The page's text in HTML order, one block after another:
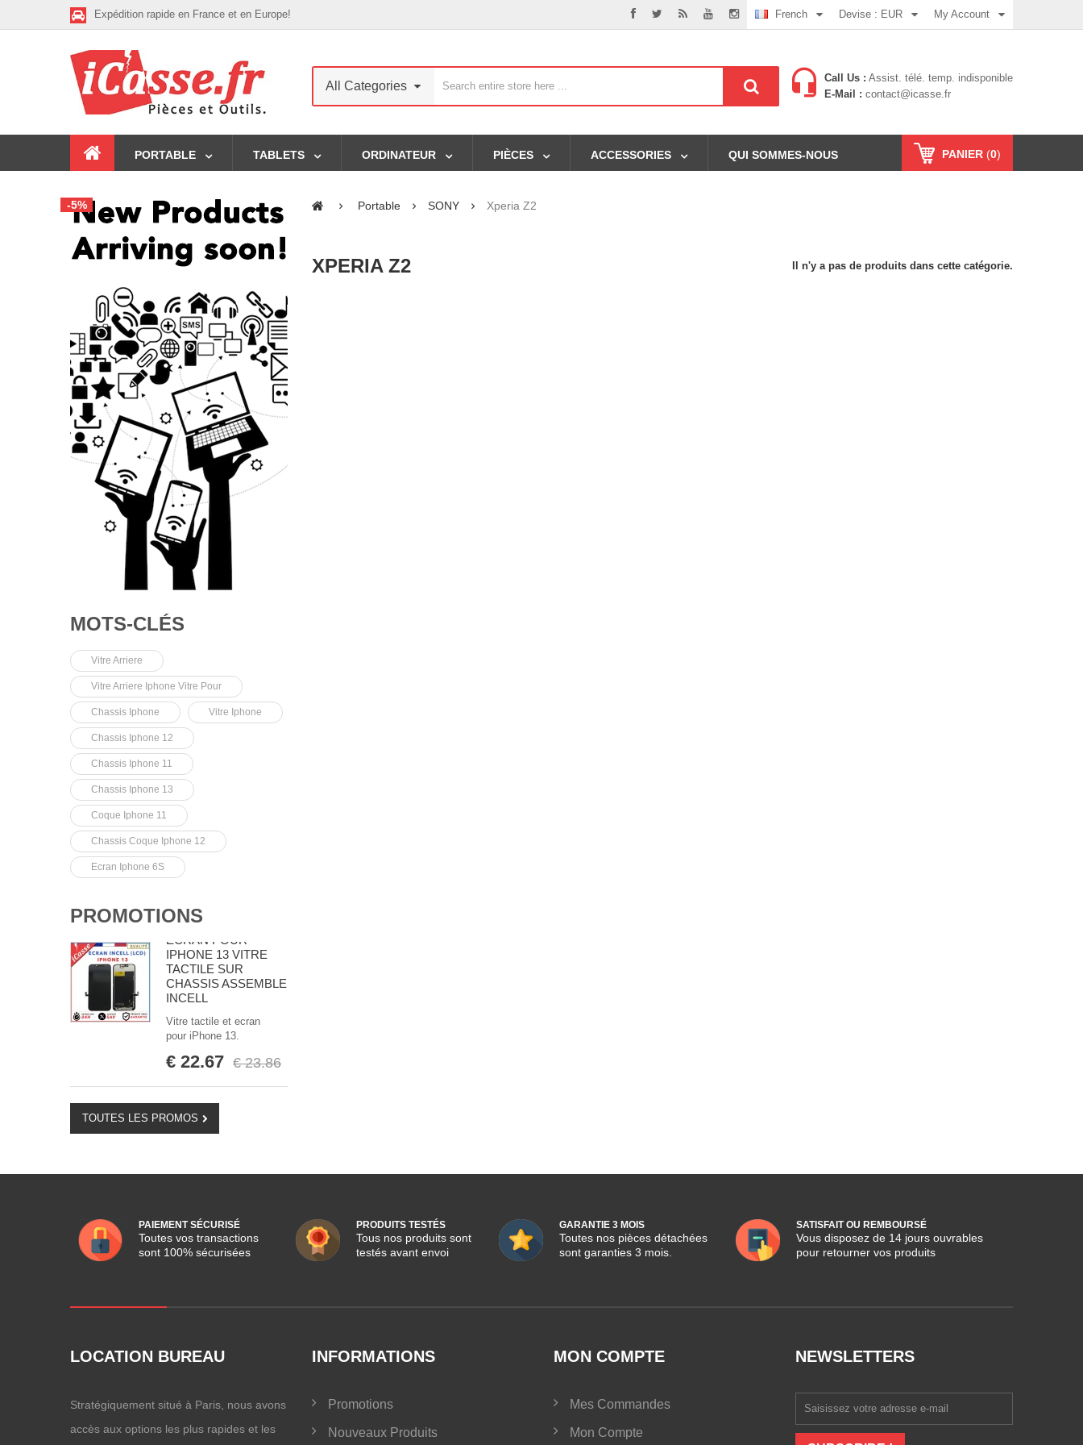
My Account
Devise : EUR
French
Expédition rapide en France et en Europe!
All Categories
Call Us : Assist. télé. temp. indisponible
E-Mail : contact@icasse.fr
PANIER (0)
PORTABLE TABLETS ORDINATEUR PIÈCES ACCESSORIES QUI SOMMES-NOUS
MOTS-CLÉS
Vitre Arriere
Vitre Arriere Iphone Vitre Pour
Chassis Iphone Vitre Iphone
Chassis Iphone 12
Chassis Iphone 11
Chassis Iphone 13
Coque Iphone 11
Chassis Coque Iphone 12
Ecran Iphone 6S
PROMOTIONS
ECRAN POUR
IPHONE 13 VITRE
TACTILE SUR
CHASSIS ASSEMBLE
INCELL
Vitre tactile et ecran
pour iPhone 13.
€ 22.67
-5%
€ 23.86
TOUTES LES PROMOS
Portable SONY Xperia Z2
XPERIA Z2 Il n'y a pas de produits dans cette catégorie.
PAIEMENT SÉCURISÉ
Toutes vos transactions
sont 100% sécurisées
PRODUITS TESTÉS
Tous nos produits sont
testés avant envoi
GARANTIE 3 MOIS
Toutes nos pièces détachées
sont garanties 3 mois.
SATISFAIT OU REMBOURSÉ
Vous disposez de 14 jours ouvrables
pour retourner vos produits
LOCATION BUREAU
Stratégiquement situé à Paris, nous avons
accès aux options les plus rapides et les
INFORMATIONS
Promotions
Nouveaux Produits
MON COMPTE
Mes Commandes
Mon Compte
NEWSLETTERS